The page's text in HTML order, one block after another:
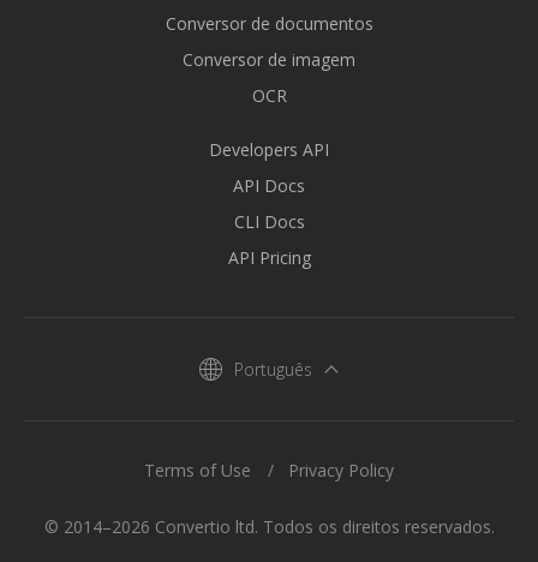
Conversor de documentos
Conversor de imagem
OCR
Developers API
API Docs
CLI Docs
API Pricing
Português
© 2014–2026 Convertio ltd. Todos os direitos reservados.
Terms of Use Privacy Policy